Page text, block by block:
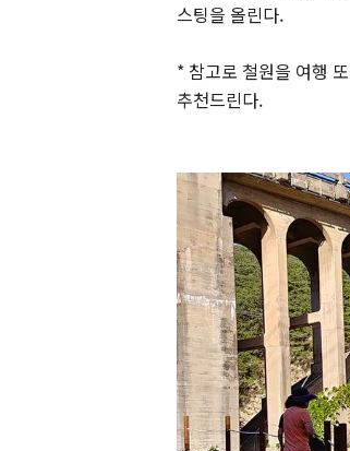
스팅을 올린다.
* 참고로 철원을 여행
추천드린다.